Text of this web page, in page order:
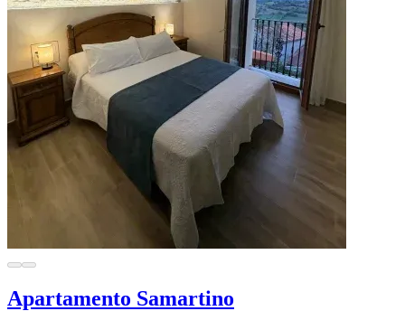
Apartamento Samartino